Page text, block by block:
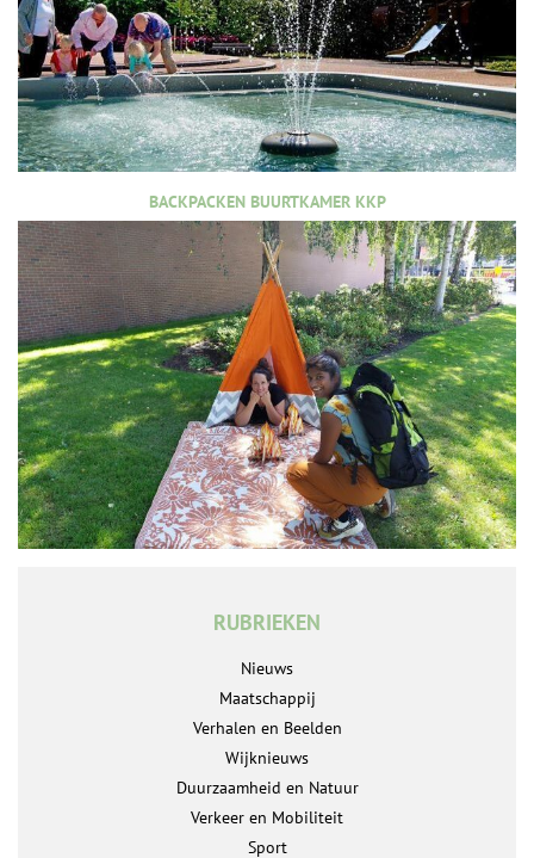
BACKPACKEN BUURTKAMER KKP
RUBRIEKEN
Nieuws
Maatschappij
Verhalen en Beelden
Wijknieuws
Duurzaamheid en Natuur
Verkeer en Mobiliteit
Sport